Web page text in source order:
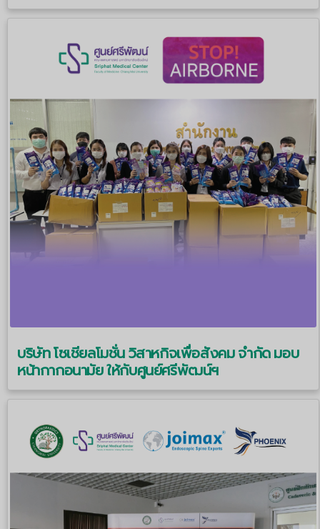
บริษัท โซเชียลโมชั่น วิสาหกิจเพื่อสังคม จำกัด มอบ
หน้ากากอนามัย ให้กับศูนย์ศรีพัฒน์ฯ